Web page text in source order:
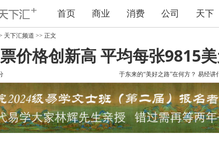
首页 商业 消费 公司 天下
天下汇频道 >> 正文
价格创新高 平均每张9815
于东来的“美好之路”在何方？ 易经讲